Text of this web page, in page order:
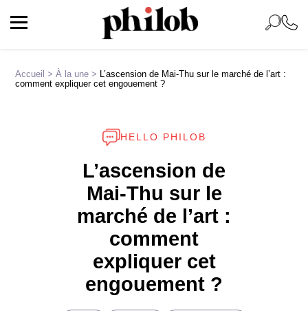
Accueil >À la une >
L’ascension de Mai-Thu sur le marché de l’art :
comment expliquer cet engouement ?
HELLO PHILOB
L’ascension de
Mai-Thu sur le
marché de l’art :
comment
expliquer cet
engouement ?